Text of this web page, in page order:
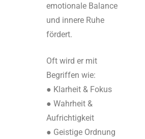
emotionale Balance
und innere Ruhe
fördert.
Oft wird er mit
Begriffen wie:
● Klarheit & Fokus
● Wahrheit &
Aufrichtigkeit
● Geistige Ordnung